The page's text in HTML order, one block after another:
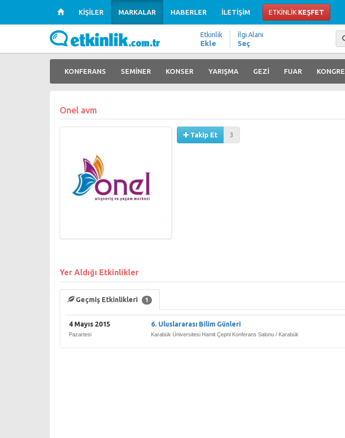
KİŞİLER MARKALAR HABERLER İLETİŞİM ETKİNLİK KEŞFET
Etkinlik
Ekle
İlgi Alanı
Seç
KONFERANS SEMİNER KONSER YARIŞMA GEZİ FUAR KONGRE
Onel avm
Takip Et 3
Yer Aldığı Etkinlikler
Geçmiş Etkinlikleri 1
4 Mayıs 2015
Pazartesi
6. Uluslararası Bilim Günleri
Karabük Üniversitesi Hamit Çepni Konferans Salonu / Karabük